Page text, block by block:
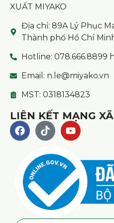
XUẤT MIYAKO
Địa chỉ: 89A Lý Phục
Thành phố Hồ Chí
Hotline: 078.666.8899
Email: n.le@miyako.vn
MST: 0318134823
LIÊN KẾT MẠNG